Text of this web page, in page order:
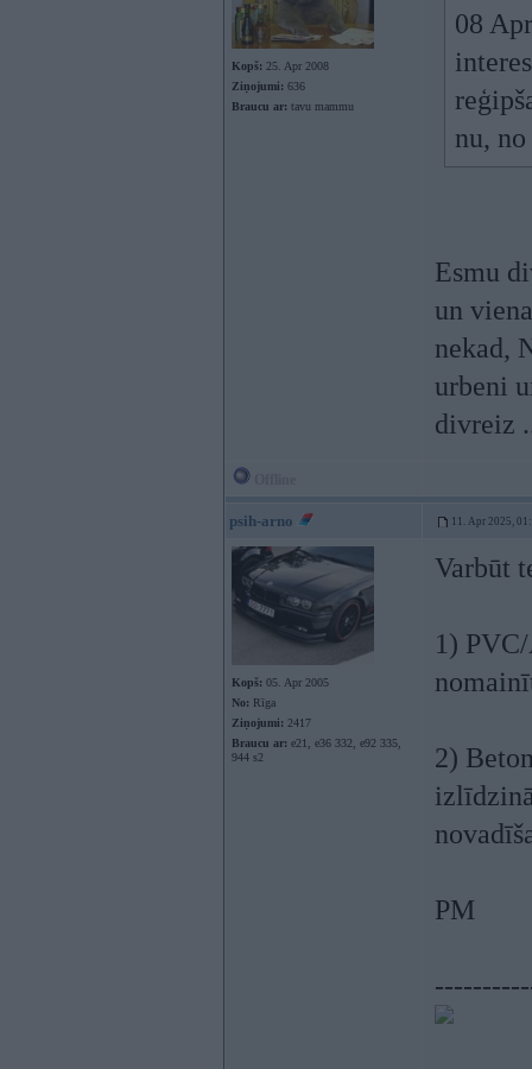
Kopš: 25. Apr 2008
Ziņojumi: 636
Braucu ar: tavu mammu
08
nu,
Esmu
un
nekad,
urbeni
divreiz
psih-arno 11. Apr 2025,
Kopš: 05. Apr 2005
No: Rīga
Ziņojumi: 2417
Braucu ar: e21, e36 332, e92 335,
944 s2
Varbūt
1)
2)
PM